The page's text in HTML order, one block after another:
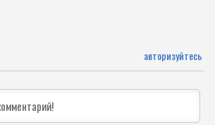
авторизуйтесь